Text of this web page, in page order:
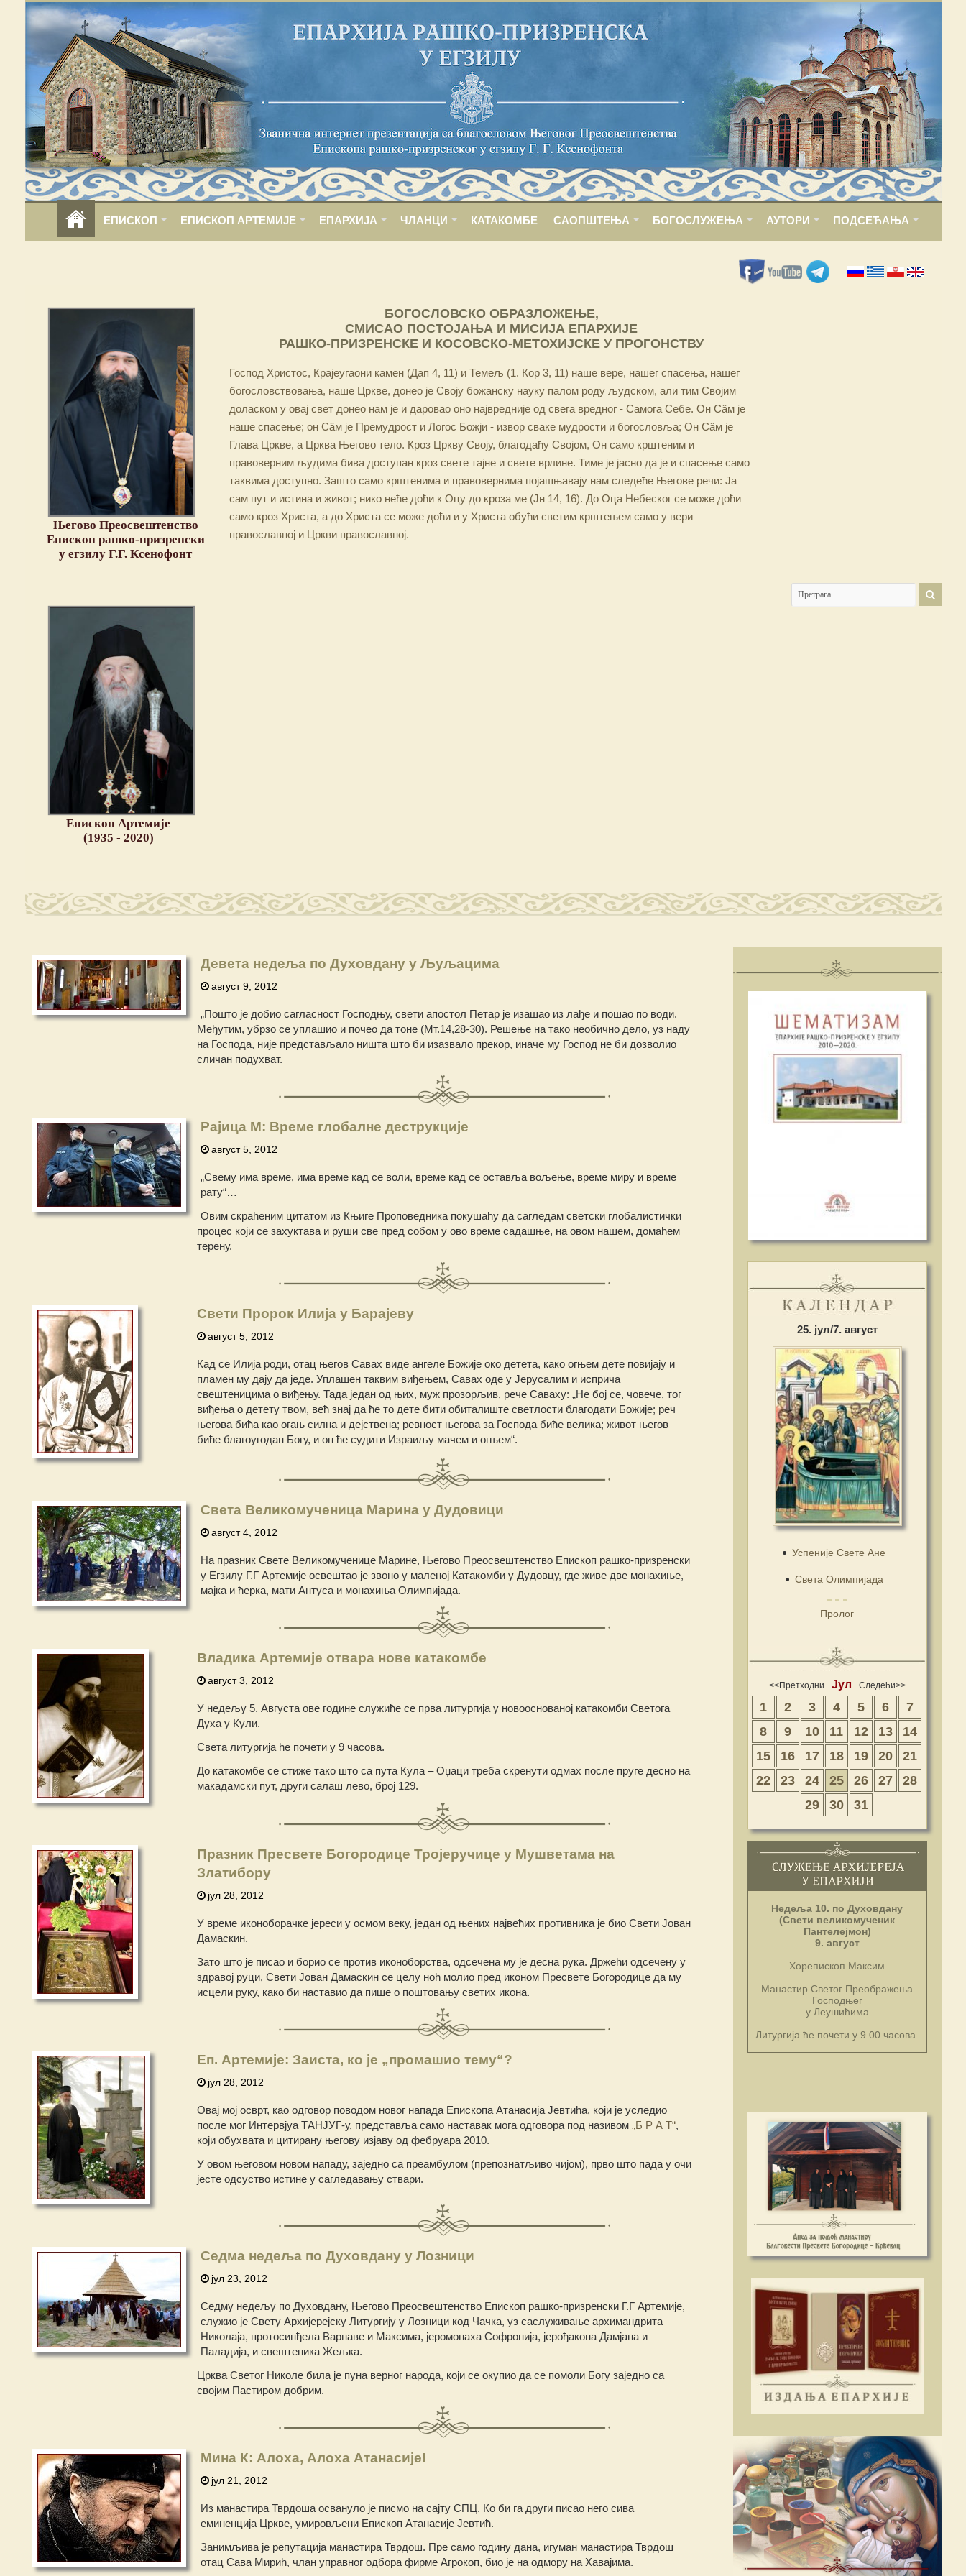
ЕПИСКОП ЕПИСКОП АРТЕМИЈЕ ЕПАРХИЈА ЧЛАНЦИ КАТАКОМБЕ САОПШТЕЊА БОГОСЛУЖЕЊА АУТОРИ ПОДСЕЋАЊА
Његово Преосвештенство
Епископ рашко-призренски
у егзилу Г.Г. Ксенофонт
БОГОСЛОВСКО ОБРАЗЛОЖЕЊЕ,
СМИСАО ПОСТОЈАЊА И МИСИЈА ЕПАРХИЈЕ
РАШКО-ПРИЗРЕНСКЕ И КОСОВСКО-МЕТОХИЈСКЕ У ПРОГОНСТВУ
Господ Христос, Крајеугаони камен (Дап 4, 11) и Темељ (1. Кор 3, 11) наше вере, нашег спасења, нашег
богословствовања, наше Цркве, донео је Своју божанску науку палом роду људском, али тим Својим
доласком у овај свет донео нам је и даровао оно највредније од свега вредног - Самога Себе. Он Сâм је
наше спасење; он Сâм је Премудрост и Логос Божји - извор сваке мудрости и богословља; Он Сâм је
Глава Цркве, а Црква Његово тело. Кроз Цркву Своју, благодаћу Својом, Он само крштеним и
правоверним људима бива доступан кроз свете тајне и свете врлине. Тиме је јасно да је и спасење само
таквима доступно. Зашто само крштенима и правовернима појашњавају нам следеће Његове речи: Ја
сам пут и истина и живот; нико неће доћи к Оцу до кроза ме (Јн 14, 16). До Оца Небеског се може доћи
само кроз Христа, а до Христа се може доћи и у Христа обући светим крштењем само у вери
православној и Цркви православној.
Епископ Артемије
(1935 - 2020)
Девета недеља по Духовдану у Љуљацима
август 9, 2012
„Пошто је добио сагласност Господњу, свети апостол Петар је изашао из лађе и пошао по води.
Међутим, убрзо се уплашио и почео да тоне (Мт.14,28-30). Решење на тако необично дело, уз наду
на Господа, није представљало ништа што би изазвало прекор, иначе му Господ не би дозволио
сличан подухват.
Рајица М: Време глобалне деструкције
август 5, 2012
„Свему има време, има време кад се воли, време кад се оставља вољење, време миру и време
рату“…
Овим скраћеним цитатом из Књиге Проповедника покушаћу да сагледам светски глобалистички
процес који се захуктава и руши све пред собом у ово време садашње, на овом нашем, домаћем
терену.
Свети Пророк Илија у Барајеву
август 5, 2012
Кад се Илија роди, отац његов Савах виде ангеле Божије око детета, како огњем дете повијају и
пламен му дају да једе. Уплашен таквим виђењем, Савах оде у Јерусалим и исприча
свештеницима о виђењу. Тада један од њих, муж прозорљив, рече Саваху: „Не бој се, човече, тог
виђења о детету твом, већ знај да ће то дете бити обиталиште светлости благодати Божије; реч
његова бића као огањ силна и дејствена; ревност његова за Господа биће велика; живот његов
биће благоугодан Богу, и он ће судити Израиљу мачем и огњем“.
Света Великомученица Марина у Дудовици
август 4, 2012
На празник Свете Великомученице Марине, Његово Преосвештенство Епископ рашко-призренски
у Егзилу Г.Г Артемије освештао је звоно у маленој Катакомби у Дудовцу, где живе две монахиње,
мајка и ћерка, мати Антуса и монахиња Олимпијада.
Владика Артемије отвара нове катакомбе
август 3, 2012
У недељу 5. Августа ове године служиће се прва литургија у новооснованој катакомби Светога
Духа у Кули.
Света литургија ће почети у 9 часова.
До катакомбе се стиже тако што са пута Кула – Оџаци треба скренути одмах после пруге десно на
макадамски пут, други салаш лево, број 129.
Празник Пресвете Богородице Тројеручице у Мушветама на
Златибору
јул 28, 2012
У време иконоборачке јереси у осмом веку, један од њених највећих противника је био Свети Јован
Дамаскин.
Зато што је писао и борио се против иконоборства, одсечена му је десна рука. Држећи одсечену у
здравој руци, Свети Јован Дамаскин се целу ноћ молио пред иконом Пресвете Богородице да му
исцели руку, како би наставио да пише о поштовању светих икона.
Еп. Артемије: Заиста, ко је „промашио тему“?
јул 28, 2012
Овај мој осврт, као одговор поводом новог напада Епископа Атанасија Јевтића, који је уследио
после мог Интервјуа ТАНЈУГ-у, представља само наставак мога одговора под називом „Б Р А Т“,
који обухвата и цитирану његову изјаву од фебруара 2010.
У овом његовом новом нападу, заједно са преамбулом (препознатљиво чијом), прво што пада у очи
јесте одсуство истине у сагледавању ствари.
Седма недеља по Духовдану у Лозници
јул 23, 2012
Седму недељу по Духовдану, Његово Преосвештенство Епископ рашко-призренски Г.Г Артемије,
служио је Свету Архијерејску Литургију у Лозници код Чачка, уз саслуживање архимандрита
Николаја, протосинђела Варнаве и Максима, јеромонаха Софронија, јерођакона Дамјана и
Паладија, и свештеника Жељка.
Црква Светог Николе била је пуна верног народа, који се окупио да се помоли Богу заједно са
својим Пастиром добрим.
Мина К: Алоха, Алоха Атанасије!
јул 21, 2012
Из манастира Тврдоша освануло је писмо на сајту СПЦ. Ко би га други писао него сива
еминенција Цркве, умировљени Епископ Атанасије Јевтић.
Занимљива је репутација манастира Тврдош. Пре само годину дана, игуман манастира Тврдош
отац Сава Мирић, члан управног одбора фирме Агрокоп, био је на одмору на Хавајима.
25. јул/7. август
Успеније Свете Ане
Света Олимпијада
Пролог
<<Претходни Јул Следећи>>
1 2 3 4 5 6
7
8
9 10 11 12 13
14
15
16 17 18 19 20
21
22
23 24 25 26 27
28
29
30 31
Недеља 10. по Духовдану
(Свети великомученик
Пантелејмон)
9. август
Хорепископ Максим
Манастир Светог Преображења
Господњег
у Леушићима
Литургија ће почети у 9.00 часова.